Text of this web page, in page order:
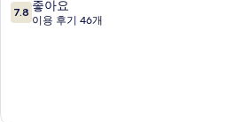
연
10
점
7.8 좋아요
이용 후기 46개